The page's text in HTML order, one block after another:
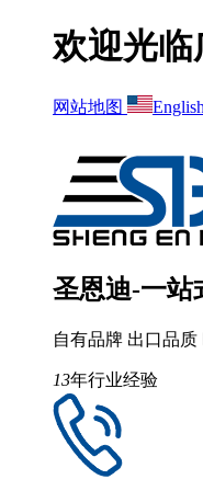
欢迎光
网站地图 English
圣恩迪-一站
自有品牌 出口品
13年行业经验